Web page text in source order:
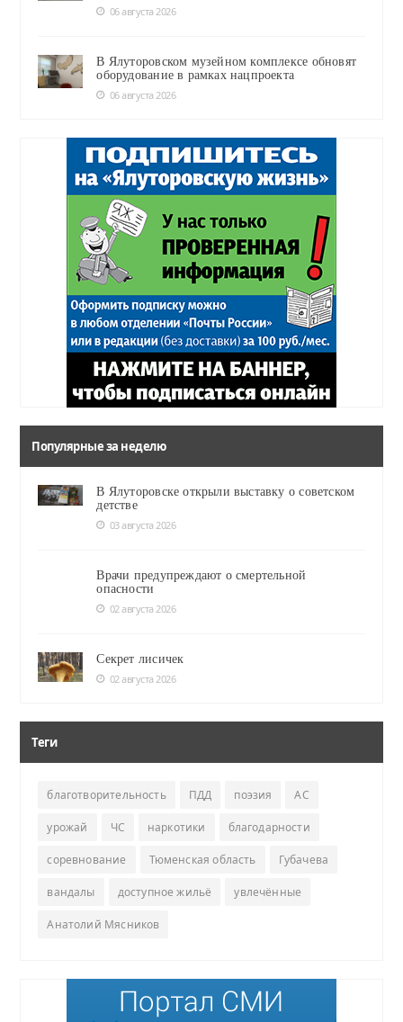
06 августа 2026
В Ялуторовском музейном комплексе обновят
оборудование в рамках нацпроекта
06 августа 2026
Популярные за неделю
В Ялуторовске открыли выставку о советском
детстве
03 августа 2026
Врачи предупреждают о смертельной
опасности
02 августа 2026
Секрет лисичек
02 августа 2026
Теги
благотворительность ПДД поэзия АС
урожай ЧС наркотики благодарности
соревнование Тюменская область Губачева
вандалы доступное жильё увлечённые
Анатолий Мясников